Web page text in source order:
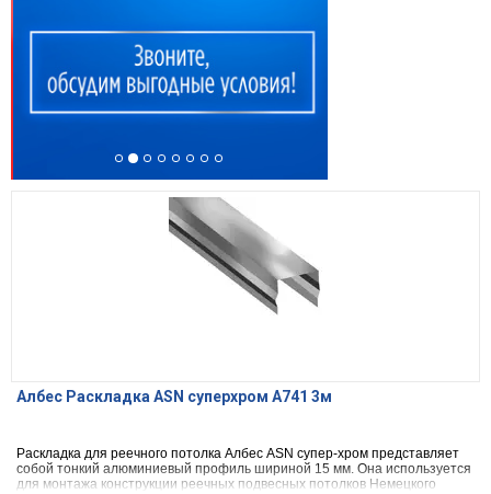
Албес Раскладка ASN суперхром А741 3м
Раскладка для реечного потолка Албес ASN супер-хром представляет
собой тонкий алюминиевый профиль шириной 15 мм. Она используется
для монтажа конструкции реечных подвесных потолков Немецкого